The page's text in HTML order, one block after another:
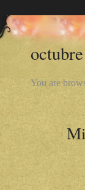
You are